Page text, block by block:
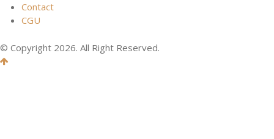
Contact
CGU
© Copyright 2026. All Right Reserved.